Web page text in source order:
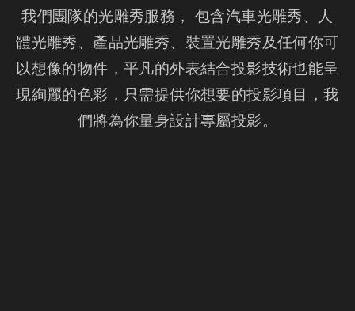
我們團隊的光雕秀服務， 包含汽車光雕秀、人
體光雕秀、產品光雕秀、裝置光雕秀及任何你可
以想像的物件，平凡的外表結合投影技術也能呈
現絢麗的色彩，只需提供你想要的投影項目，我
們將為你量身設計專屬投影。